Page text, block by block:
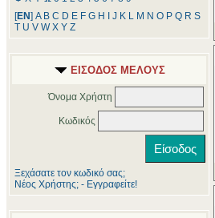
[ΕΝ] A B C D E F G H J K L M N O P Q R S
T U V W X Y Z
ΕΙΣΟΔΟΣ ΜΕΛΟΥΣ
Όνομα Χρήστη
Κωδικός
Ξεχάσατε τον κωδικό σας;
Νέος Χρήστης; - Εγγραφείτε!